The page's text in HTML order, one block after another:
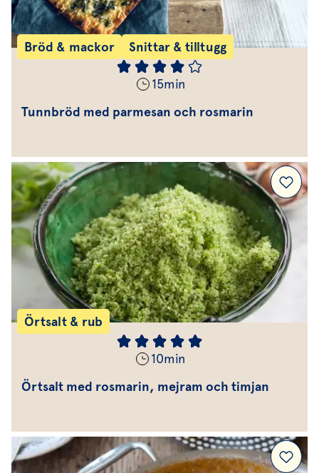
Bröd & mackor Snittar & tilltugg
15min
Tunnbröd med parmesan och rosmarin
Örtsalt & rub
10min
Örtsalt med rosmarin, mejram och timjan